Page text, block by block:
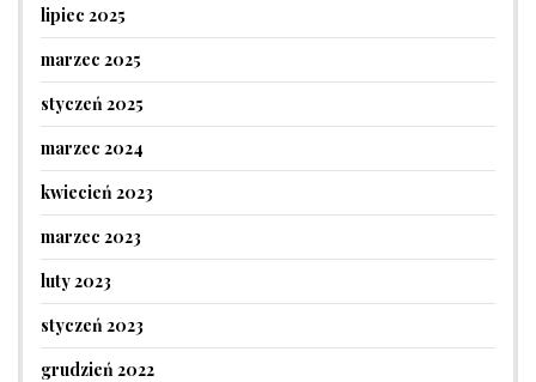
lipiec 2025
marzec 2025
styczeń 2025
marzec 2024
kwiecień 2023
marzec 2023
luty 2023
styczeń 2023
grudzień 2022